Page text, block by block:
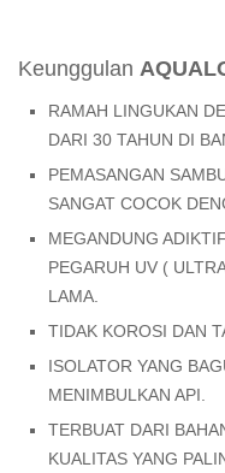
Keunggulan
RAMAH LINGUKAN
DARI 30 TAHUN DI
PEMASANGAN
SANGAT COCOK
MEGANDUNG
PEGARUH UV (
LAMA.
TIDAK KOROSI DAN
ISOLATOR YANG
MENIMBULKAN API.
TERBUAT DARI
KUALITAS YANG